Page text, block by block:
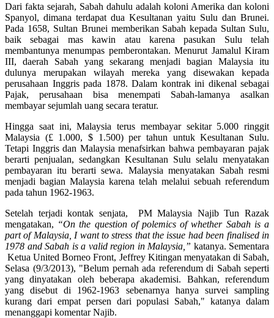
Dari fakta sejarah, Sabah dahulu adalah koloni Amerika dan koloni
Spanyol, dimana terdapat dua Kesultanan yaitu Sulu dan Brunei.
Pada 1658, Sultan Brunei memberikan Sabah kepada Sultan Sulu,
baik sebagai mas kawin atau karena pasukan Sulu telah
membantunya menumpas pemberontakan. Menurut Jamalul Kiram
III, daerah Sabah yang sekarang menjadi bagian Malaysia itu
dulunya merupakan wilayah mereka yang disewakan kepada
perusahaan Inggris pada 1878. Dalam kontrak ini dikenal sebagai
Pajak, perusahaan bisa menempati Sabah-lamanya asalkan
membayar sejumlah uang secara teratur.
Hingga saat ini, Malaysia terus membayar sekitar 5.000 ringgit
Malaysia (£ 1.000, $ 1.500) per tahun untuk Kesultanan Sulu.
Tetapi Inggris dan Malaysia menafsirkan bahwa pembayaran pajak
berarti penjualan, sedangkan Kesultanan Sulu selalu menyatakan
pembayaran itu berarti sewa. Malaysia menyatakan Sabah resmi
menjadi bagian Malaysia karena telah melalui sebuah referendum
pada tahun 1962-1963.
Setelah terjadi kontak senjata, PM Malaysia Najib Tun Razak
mengatakan, “On the question of polemics of whether Sabah is a
part of Malaysia, I want to stress that the issue had been finalised in
1978 and Sabah is a valid region in Malaysia,” katanya. Sementara
Ketua United Borneo Front, Jeffrey Kitingan menyatakan di Sabah,
Selasa (9/3/2013), "Belum pernah ada referendum di Sabah seperti
yang dinyatakan oleh beberapa akademisi. Bahkan, referendum
yang disebut di 1962-1963 sebenarnya hanya survei sampling
kurang dari empat persen dari populasi Sabah," katanya dalam
menanggapi komentar Najib.